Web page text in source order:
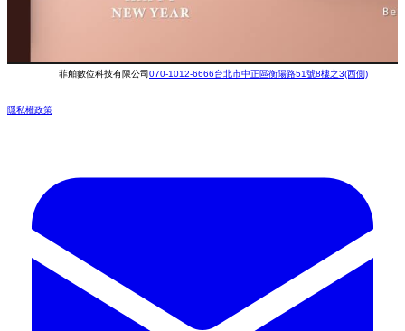
菲舶數位科技有限公司070-1012-6666台北市中正區衡陽路51號8樓之3(西側)
隱私權政策